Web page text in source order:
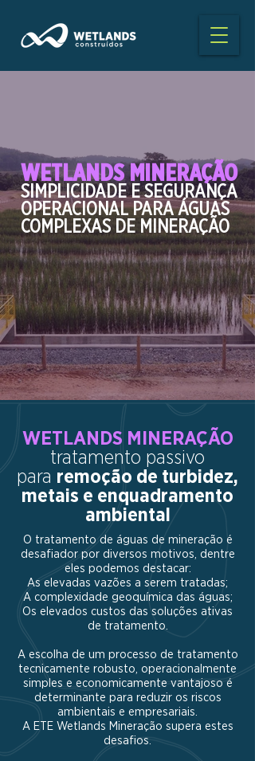
WETLANDS MINERAÇÃO
SIMPLICIDADE E SEGURANÇA
OPERACIONAL PARA ÁGUAS
COMPLEXAS DE MINERAÇÃO
WETLANDS MINERAÇÃO
tratamento passivo
para remoção de turbidez,
metais e enquadramento
ambiental
O tratamento de águas de mineração é
desafiador por diversos motivos, dentre
eles podemos destacar:
As elevadas vazões a serem tratadas;
A complexidade geoquímica das águas;
Os elevados custos das soluções ativas
de tratamento.
A escolha de um processo de tratamento
tecnicamente robusto, operacionalmente
simples e economicamente vantajoso é
determinante para reduzir os riscos
ambientais e empresariais.
A ETE Wetlands Mineração supera estes
desafios.